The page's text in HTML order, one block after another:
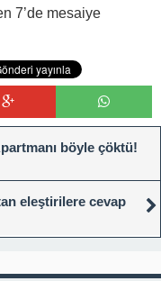
7’de mesaiye
böyle çöktü!
eleştirilere cevap